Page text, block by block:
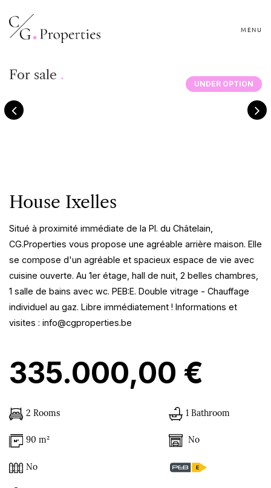
MENU
For sale .
UNDER OPTION
House Ixelles
Situé à proximité immédiate de la Pl. du Châtelain,
CG.Properties vous propose une agréable arrière maison. Elle
se compose d'un agréable et spacieux espace de vie avec
cuisine ouverte. Au 1er étage, hall de nuit, 2 belles chambres,
1 salle de bains avec wc. PEB:E. Double vitrage - Chauffage
individuel au gaz. Libre immédiatement ! Informations et
visites : info@cgproperties.be
335.000,00 €
2 Rooms 1 Bathroom
90 m² No
No